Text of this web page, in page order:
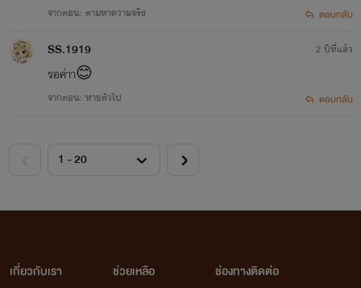
จากตอน: ตามหาความจริง ตอบกลับ
SS.1919
รอค่าา😊
จากตอน: หายตัวไป
2 ปีที่แล้ว
ตอบกลับ
เกี่ยวกับเรา
ช่วยเหลือ
ช่องทางติดต่อ